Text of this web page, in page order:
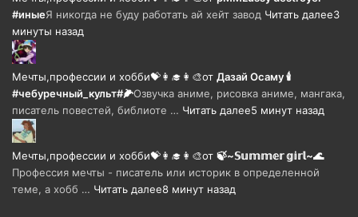
#иныеЯ никогда не буду работать ай хейт завод Читать далее3
минуты назад
Мечты,профессии и хобби💝👩‍🎓👩‍🎨от Дазай Осаму 🕯
#чебуречный_культ#🌽Озвучка аниме, рисовка аниме, мангака,
писатель повестей, библиоте … Читать далее5 минут назад
Мечты,профессии и хобби💝👩‍🎓👩‍🎨от 🍃~𝕊𝕦𝕞𝕞𝕖𝕣 𝕘𝕚𝕣𝕝~🌊
Профессия мечты - писатель или историк в определенной
теме, а хобб … Читать далее8 минут назад